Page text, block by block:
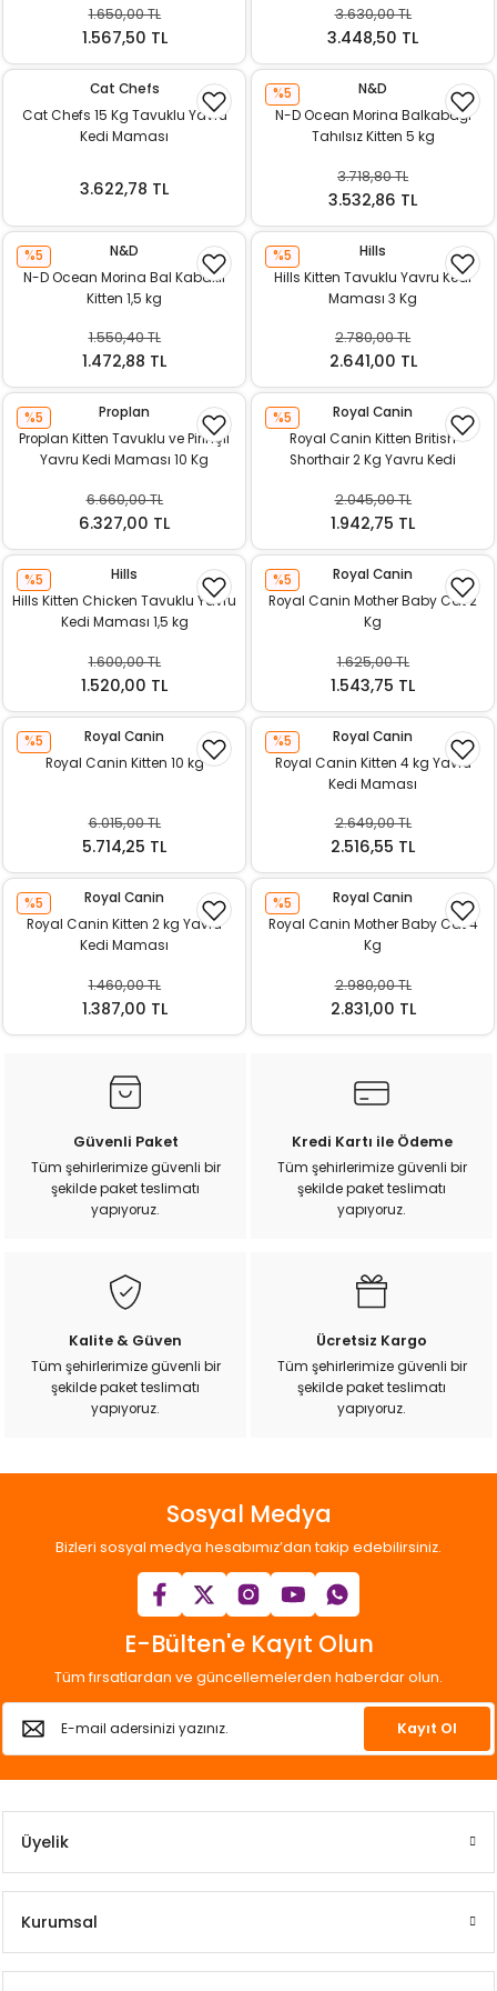
1.650,00 TL
1.567,50 TL
3.630,00 TL
3.448,50 TL
Cat Chefs
Cat Chefs 15 Kg Tavuklu Yavru
Kedi Maması
3.622,78 TL
%5
N&D
N-D Ocean Morina Balkabağı
Tahılsız Kitten 5 kg
3.718,80 TL
3.532,86 TL
%5
N&D
N-D Ocean Morina Bal Kabaklı
Kitten 1,5 kg
1.550,40 TL
1.472,88 TL
%5
Hills
Hills Kitten Tavuklu Yavru Kedi
Maması 3 Kg
2.780,00 TL
2.641,00 TL
%5
Proplan
Proplan Kitten Tavuklu ve Pirinçli
Yavru Kedi Maması 10 Kg
6.660,00 TL
6.327,00 TL
%5
Royal Canin
Royal Canin Kitten British
Shorthair 2 Kg Yavru Kedi
2.045,00 TL
1.942,75 TL
%5
Hills
Hills Kitten Chicken Tavuklu Yavru
Kedi Maması 1,5 kg
1.600,00 TL
1.520,00 TL
%5
Royal Canin
Royal Canin Mother Baby Cat 2
Kg
1.625,00 TL
1.543,75 TL
%5
Royal Canin
Royal Canin Kitten 10 kg
6.015,00 TL
5.714,25 TL
%5
Royal Canin
Royal Canin Kitten 4 kg Yavru
Kedi Maması
2.649,00 TL
2.516,55 TL
%5
Royal Canin
Royal Canin Kitten 2 kg Yavru
Kedi Maması
1.460,00 TL
1.387,00 TL
%5
Royal Canin
Royal Canin Mother Baby Cat 4
Kg
2.980,00 TL
2.831,00 TL
Güvenli Paket
Tüm şehirlerimize güvenli bir
şekilde paket teslimatı
yapıyoruz.
Kredi Kartı ile Ödeme
Tüm şehirlerimize güvenli bir
şekilde paket teslimatı
yapıyoruz.
Kalite & Güven
Tüm şehirlerimize güvenli bir
şekilde paket teslimatı
yapıyoruz.
Ücretsiz Kargo
Tüm şehirlerimize güvenli bir
şekilde paket teslimatı
yapıyoruz.
Sosyal Medya
Bizleri sosyal medya hesabımız’dan takip edebilirsiniz.
E-Bülten'e Kayıt Olun
Tüm fırsatlardan ve güncellemelerden haberdar olun.
Kayıt Ol
Üyelik
Kurumsal